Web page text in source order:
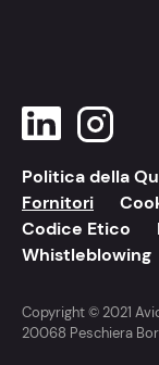
Politica della
Fornitori
Codice Etico
Whistleblowing
Copyright © 2021
20068 Peschiera